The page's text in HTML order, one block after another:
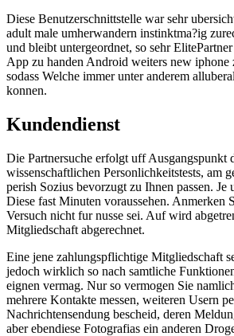
Diese Benutzerschnittstelle war sehr
adult male umherwandern instinktma?ig
und bleibt untergeordnet, so sehr
App zu handen Android weiters new iphone
sodass Welche immer unter anderem
konnen.
Kundendienst
Die Partnersuche erfolgt uff Ausgangspunkt
wissenschaftlichen Personlichkeitstests, am
perish Sozius bevorzugt zu Ihnen passen. Je
Diese fast Minuten voraussehen. Anmerken
Versuch nicht fur nusse sei. Auf wird
Mitgliedschaft abgerechnet.
Eine jene zahlungspflichtige Mitgliedschaft
jedoch wirklich so nach samtliche
eignen vermag. Nur so vermogen Sie
mehrere Kontakte messen, weiteren Usern
Nachrichtensendung bescheid, deren
aber ebendiese Fotografi­as ein anderen